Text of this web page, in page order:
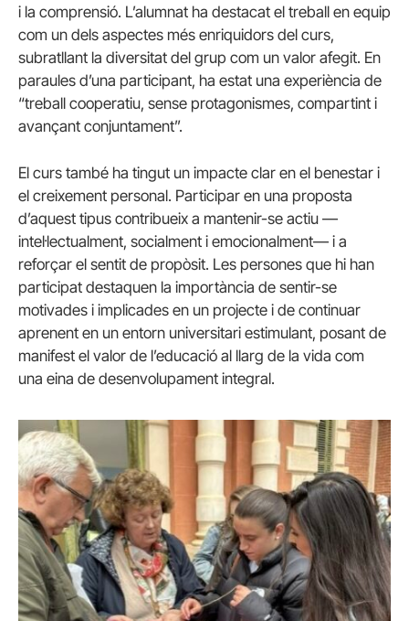
i la comprensió. L’alumnat ha destacat el treball en equip
com un dels aspectes més enriquidors del curs,
subratllant la diversitat del grup com un valor afegit. En
paraules d’una participant, ha estat una experiència de
“treball cooperatiu, sense protagonismes, compartint i
avançant conjuntament”.
El curs també ha tingut un impacte clar en el benestar i
el creixement personal. Participar en una proposta
d’aquest tipus contribueix a mantenir-se actiu —
intel·lectualment, socialment i emocionalment— i a
reforçar el sentit de propòsit. Les persones que hi han
participat destaquen la importància de sentir-se
motivades i implicades en un projecte i de continuar
aprenent en un entorn universitari estimulant, posant de
manifest el valor de l’educació al llarg de la vida com
una eina de desenvolupament integral.